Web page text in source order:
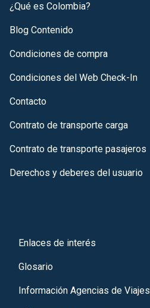
¿Qué es Colombia?
Blog Contenido
Condiciones de compra
Condiciones del Web Check-In
Contacto
Contrato de transporte carga
Contrato de transporte pasajeros
Derechos y deberes del usuario
Enlaces de interés
Glosario
Información Agencias de Viajes